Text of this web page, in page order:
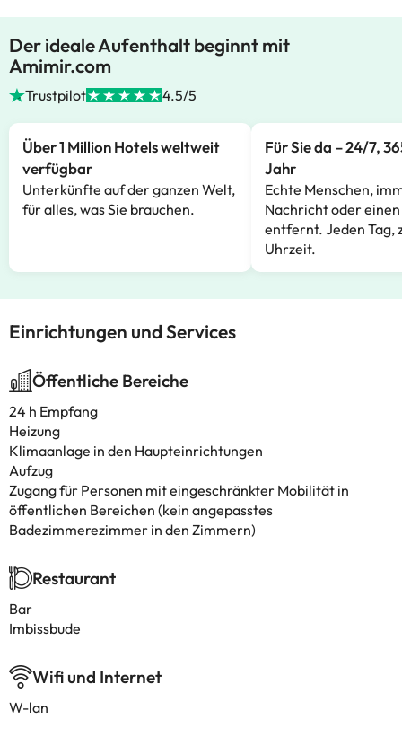
Der ideale Aufenthalt beginnt mit
Amimir.com
Trustpilot 4.5/5
Über 1 Million Hotels weltweit
verfügbar
Unterkünfte auf der ganzen Welt,
für alles, was Sie brauchen.
Für Sie da – 24/7,
Jahr
Echte Menschen,
Nachricht oder
entfernt. Jeden Tag,
Uhrzeit.
Einrichtungen und Services
Öffentliche Bereiche
24 h Empfang
Heizung
Klimaanlage in den Haupteinrichtungen
Aufzug
Zugang für Personen mit eingeschränkter Mobilität in
öffentlichen Bereichen (kein angepasstes
Badezimmerezimmer in den Zimmern)
Restaurant
Bar
Imbissbude
Wifi und Internet
W-lan